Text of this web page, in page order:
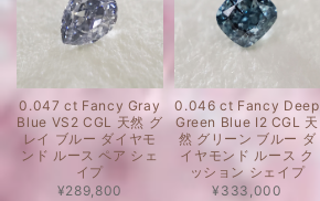
0.047 ct Fancy Gray
Blue VS2 CGL 天然 グ
レイ ブルー ダイヤモ
ンド ルース ペア シェ
イプ
¥289,800
0.046 ct Fancy Deep
Green Blue I2 CGL 天
然 グリーン ブルー ダ
イヤモンド ルース ク
ッション シェイプ
¥333,000